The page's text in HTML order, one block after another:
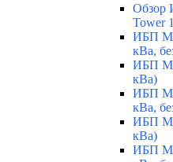
Обзор
Tower
ИБП
кВа,
ИБП
кВа)
ИБП
кВа,
ИБП
кВа)
ИБП